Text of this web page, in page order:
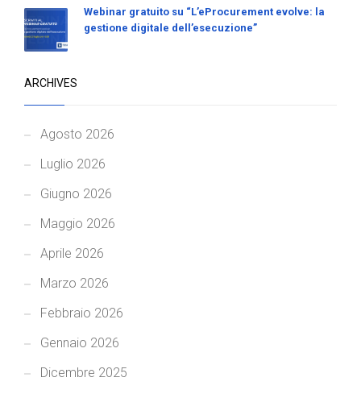
Webinar gratuito su “L’eProcurement evolve: la
gestione digitale dell’esecuzione”
ARCHIVES
Agosto 2026
Luglio 2026
Giugno 2026
Maggio 2026
Aprile 2026
Marzo 2026
Febbraio 2026
Gennaio 2026
Dicembre 2025